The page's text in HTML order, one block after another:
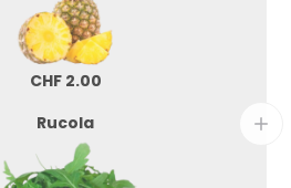
CHF2.00
Rucola